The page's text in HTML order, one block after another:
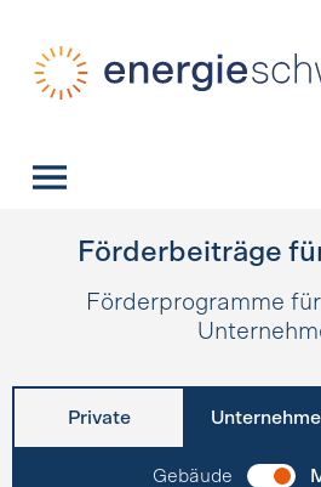
Förderbeiträge
Förderprogramme
Private
Gebäude